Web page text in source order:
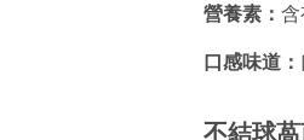
營養素： 含
口感味道：
不結球